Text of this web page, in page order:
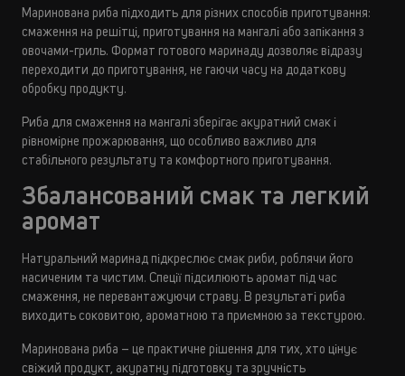
Маринована риба підходить для різних способів приготування:
смаження на решітці, приготування на мангалі або запікання з
овочами-гриль. Формат готового маринаду дозволяє відразу
переходити до приготування, не гаючи часу на додаткову
обробку продукту.
Риба для смаження на мангалі зберігає акуратний смак і
рівномірне прожарювання, що особливо важливо для
стабільного результату та комфортного приготування.
Збалансований смак та легкий
аромат
Натуральний маринад підкреслює смак риби, роблячи його
насиченим та чистим. Спеції підсилюють аромат під час
смаження, не перевантажуючи страву. В результаті риба
виходить соковитою, ароматною та приємною за текстурою.
Маринована риба – це практичне рішення для тих, хто цінує
свіжий продукт, акуратну підготовку та зручність